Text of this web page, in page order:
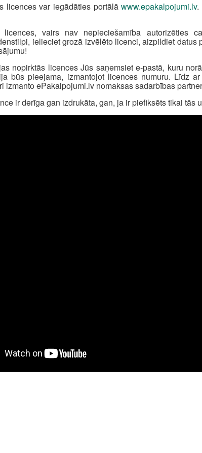
licences var iegādāties portālāwww.epakalpojumi.lv.
licences, vairs nav nepieciešamība autorizēties
ielieciet grozā izvēlēto licenci, aizpildiet datus
nopirktās licences Jūs saņemsiet e-pastā, kuru
būs pieejama, izmantojot licences numuru. Līdz
izmanto ePakalpojumi.lv nomaksas sadarbības
ir derīga gan izdrukāta, gan, ja ir piefiksēts tikai tās